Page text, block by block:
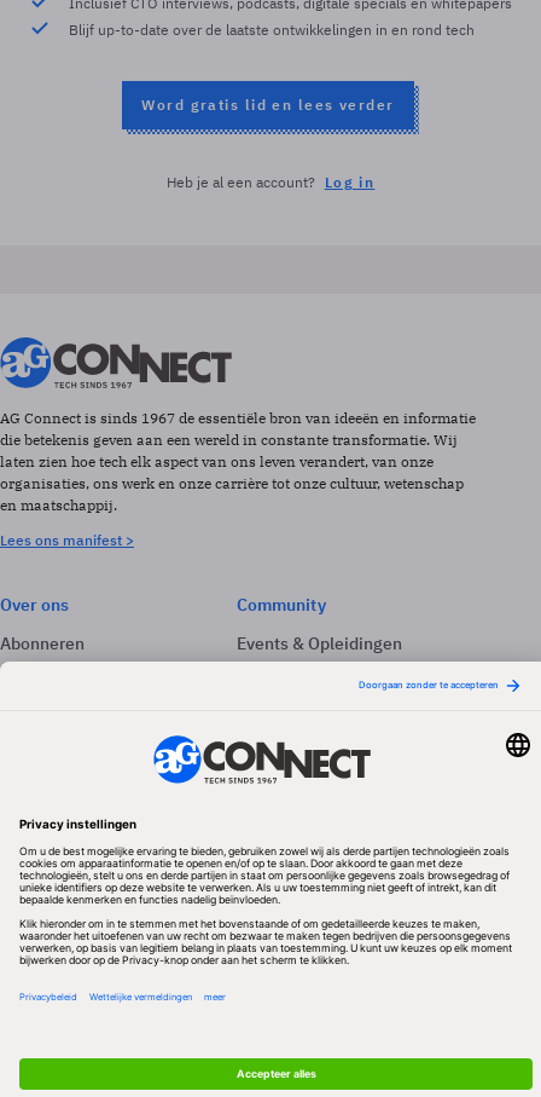
Blijf up-to-date over de laatste ontwikkelingen in en rond tech
Word gratis lid en lees verder
Heb je al een account? Log in
AG Connect is sinds 1967 de essentiële bron van ideeën en informatie
die betekenis geven aan een wereld in constante transformatie. Wij
laten zien hoe tech elk aspect van ons leven verandert, van onze
organisaties, ons werk en onze carrière tot onze cultuur, wetenschap
en maatschappij.
Lees ons manifest >
Over ons
Abonneren
Adverteren
Community
Events & Opleidingen
Volg ons
Redactionele partner
Algemene Voorwaarden & Copyrights